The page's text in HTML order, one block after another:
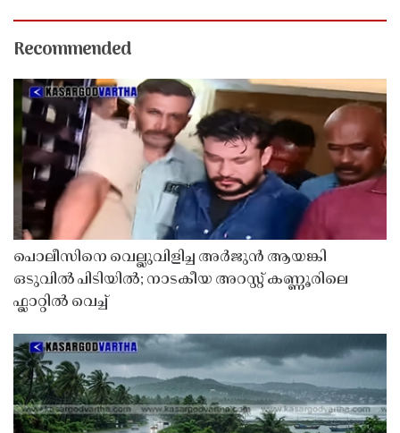
Recommended
പൊലീസിനെ വെല്ലുവിളിച്ച അർജുൻ ആയങ്കി
ഒടുവിൽ പിടിയിൽ; നാടകീയ അറസ്റ്റ് കണ്ണൂരിലെ
ഫ്ലാറ്റിൽ വെച്ച്